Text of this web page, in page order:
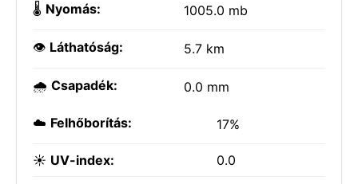
🌡️ Nyomás: 1005.0 mb
👁️ Láthatóság: 5.7 km
🌧️ Csapadék: 0.0 mm
☁️ Felhőborítás: 17%
☀️ UV-index: 0.0